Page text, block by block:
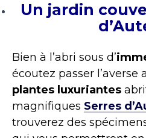
Un jardin
Bien à l’abri sous d’
écoutez passer l’averse
plantes luxuriantes
magnifiques Serres
trouverez des